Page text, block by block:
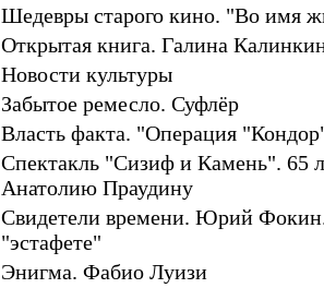
Шедевры старого кино. "Во имя
Открытая книга. Галина
Новости культуры
Забытое ремесло. Суфлёр
Власть факта. "Операция
Спектакль "Сизиф и Камень". 65
Анатолию Праудину
Свидетели времени. Юрий
"эстафете"
Энигма. Фабио Луизи